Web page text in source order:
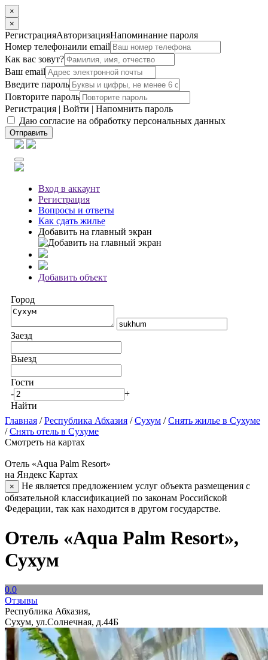
×
×
РегистрацияАвторизацияНапоминание пароля
Номер телефонаили email
Как вас зовут?
Ваш email
Введите пароль
Повторите пароль
Регистрация | Войти | Напомнить пароль
Даю согласие на обработку персональных данных
Отправить
Вход в аккаунт
Регистрация
Вопросы и ответы
Как сдать жилье
Добавить на главный экран
Добавить объект
Город
Заезд
Выезд
Гости
-
+
Найти
Главная /Республика Абхазия /Сухум /Снять жилье в Сухуме
/Снять отель в Сухуме
Смотреть на картах
Отель «Aqua Palm Resort»
на Яндекс Картах
×
Не является предложением услуг объекта размещения с
обязательной классификацией по законам Российской
Федерации, так как находится в другом государстве.
Отель «Aqua Palm Resort»,
Сухум
0.0
Отзывы
Республика Абхазия,
Сухум, ул.Солнечная, д.44Б